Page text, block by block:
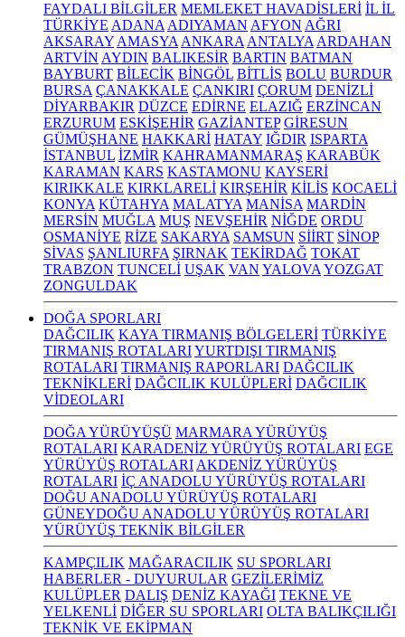
FAYDALI BİLGİLER MEMLEKET HAVADİSLERİ İL İL
TÜRKİYE ADANA ADIYAMAN AFYON AĞRI
AKSARAY AMASYA ANKARA ANTALYA ARDAHAN
ARTVİN AYDIN BALIKESİR BARTIN BATMAN
BAYBURT BİLECİK BİNGÖL BİTLİS BOLU BURDUR
BURSA ÇANAKKALE ÇANKIRI ÇORUM DENİZLİ
DİYARBAKIR DÜZCE EDİRNE ELAZIĞ ERZİNCAN
ERZURUM ESKİŞEHİR GAZİANTEP GİRESUN
GÜMÜŞHANE HAKKARİ HATAY IĞDIR ISPARTA
İSTANBUL İZMİR KAHRAMANMARAŞ KARABÜK
KARAMAN KARS KASTAMONU KAYSERİ
KIRIKKALE KIRKLARELİ KIRŞEHİR KİLİS KOCAELİ
KONYA KÜTAHYA MALATYA MANİSA MARDİN
MERSİN MUĞLA MUŞ NEVŞEHİR NİĞDE ORDU
OSMANİYE RİZE SAKARYA SAMSUN SİİRT SİNOP
SİVAS ŞANLIURFA ŞIRNAK TEKİRDAĞ TOKAT
TRABZON TUNCELİ UŞAK VAN YALOVA YOZGAT
ZONGULDAK
DOĞA SPORLARI
DAĞCILIK KAYA TIRMANIŞ BÖLGELERİ TÜRKİYE
TIRMANIŞ ROTALARIYURTDIŞI TIRMANIŞ
ROTALARI TIRMANIŞ RAPORLARI DAĞCILIK
TEKNİKLERİ DAĞCILIK KULÜPLERİ DAĞCILIK
VİDEOLARI
DOĞA YÜRÜYÜŞÜ MARMARA YÜRÜYÜŞ
ROTALARI KARADENİZ YÜRÜYÜŞ ROTALARI EGE
YÜRÜYÜŞ ROTALARI AKDENİZ YÜRÜYÜŞ
ROTALARI İÇ ANADOLU YÜRÜYÜŞ ROTALARI
DOĞU ANADOLU YÜRÜYÜŞ ROTALARI
GÜNEYDOĞU ANADOLU YÜRÜYÜŞ ROTALARI
YÜRÜYÜŞ TEKNİK BİLGİLER
KAMPÇILIK MAĞARACILIK SU SPORLARI
HABERLER - DUYURULAR GEZİLERİMİZ
KULÜPLER DALIŞ DENİZ KAYAĞI TEKNE VE
YELKENLİ DİĞER SU SPORLARI OLTA BALIKÇILIĞI
TEKNİK VE EKİPMAN